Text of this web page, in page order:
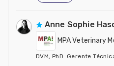
Anne Sophie
MPA Veterinary
DVM, PhD. Gerente